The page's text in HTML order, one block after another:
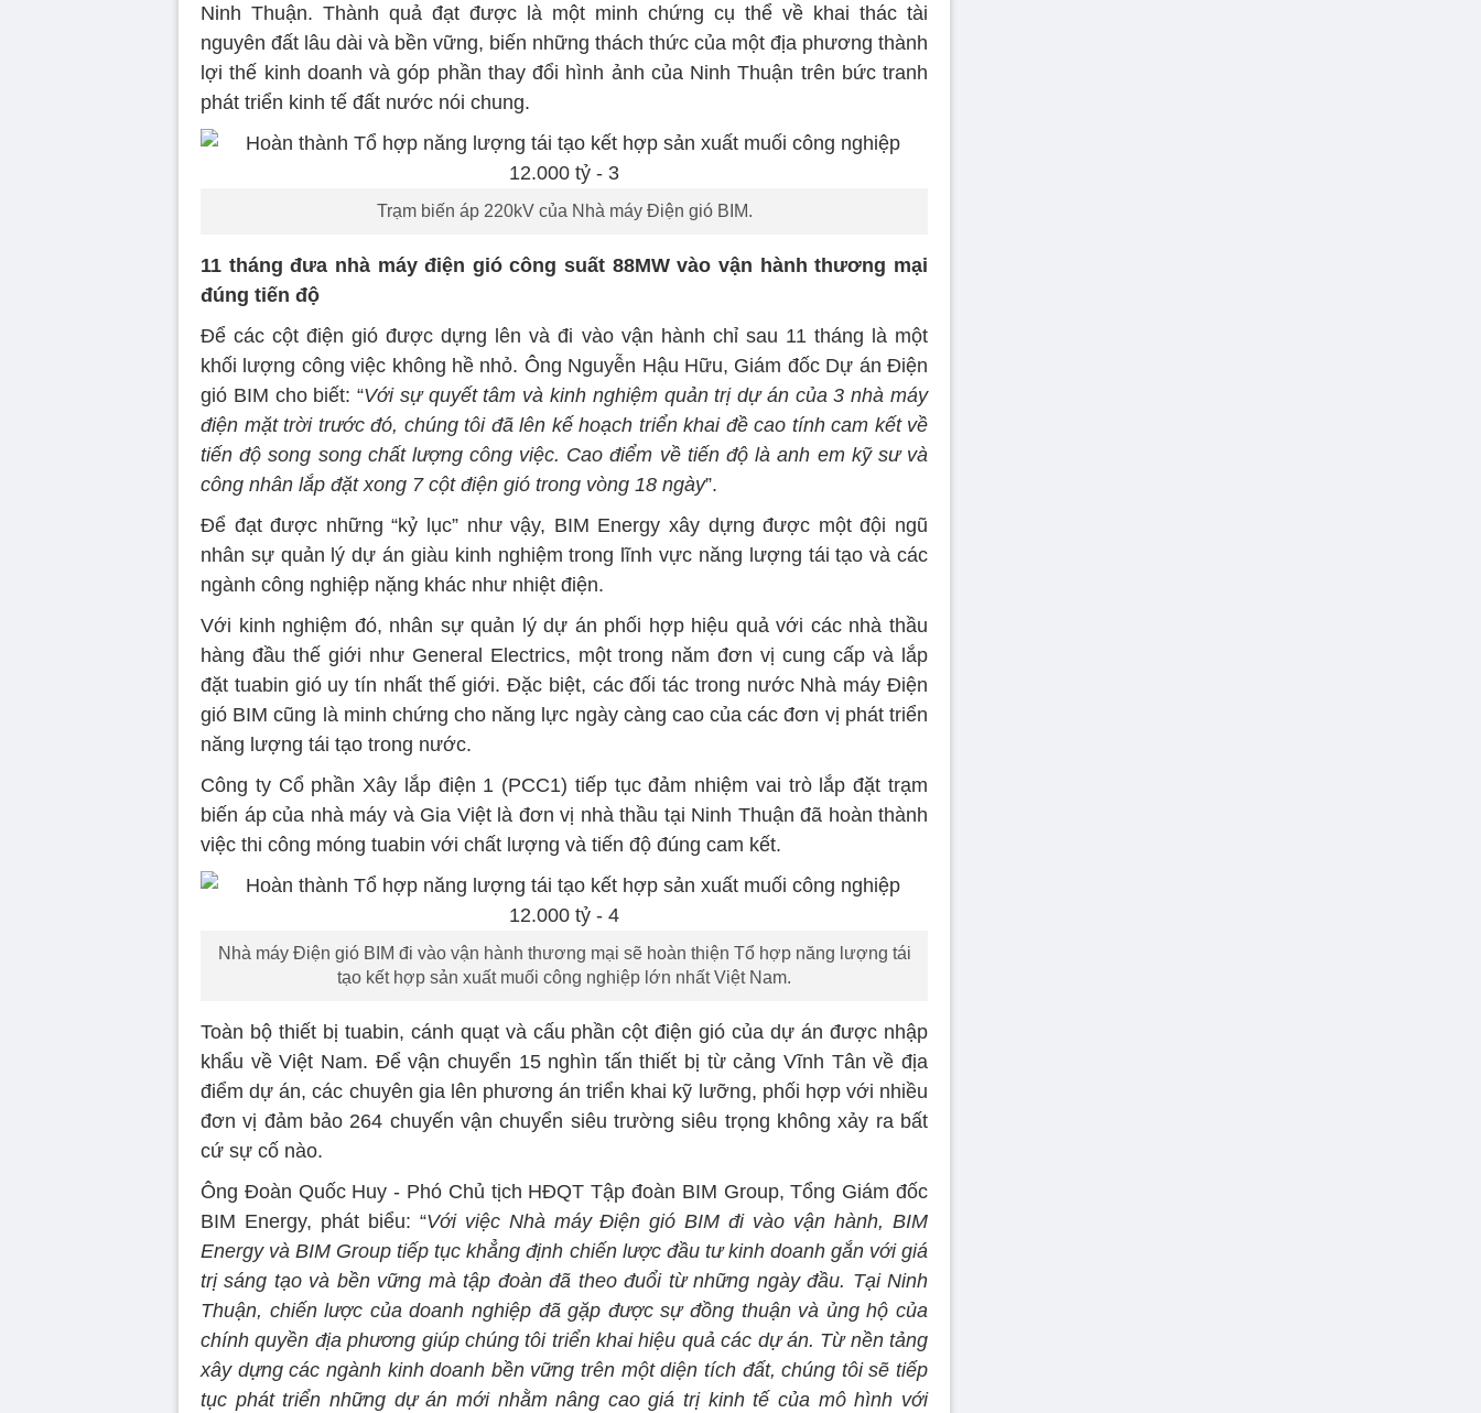
Ninh Thuận. Thành quả đạt được là một minh chứng cụ thể về khai thác tài
nguyên đất lâu dài và bền vững, biến những thách thức của một địa phương thành
lợi thế kinh doanh và góp phần thay đổi hình ảnh của Ninh Thuận trên bức tranh
phát triển kinh tế đất nước nói chung.
Trạm biến áp 220kV của Nhà máy Điện gió BIM.
11 tháng đưa nhà máy điện gió công suất 88MW vào vận hành thương mại
đúng tiến độ
Để các cột điện gió được dựng lên và đi vào vận hành chỉ sau 11 tháng là một
khối lượng công việc không hề nhỏ. Ông Nguyễn Hậu Hữu, Giám đốc Dự án Điện
gió BIM cho biết: “Với sự quyết tâm và kinh nghiệm quản trị dự án của 3 nhà máy
điện mặt trời trước đó, chúng tôi đã lên kế hoạch triển khai đề cao tính cam kết về
tiến độ song song chất lượng công việc. Cao điểm về tiến độ là anh em kỹ sư và
công nhân lắp đặt xong 7 cột điện gió trong vòng 18 ngày”.
Để đạt được những “kỷ lục” như vậy, BIM Energy xây dựng được một đội ngũ
nhân sự quản lý dự án giàu kinh nghiệm trong lĩnh vực năng lượng tái tạo và các
ngành công nghiệp nặng khác như nhiệt điện.
Với kinh nghiệm đó, nhân sự quản lý dự án phối hợp hiệu quả với các nhà thầu
hàng đầu thế giới như General Electrics, một trong năm đơn vị cung cấp và lắp
đặt tuabin gió uy tín nhất thế giới. Đặc biệt, các đối tác trong nước Nhà máy Điện
gió BIM cũng là minh chứng cho năng lực ngày càng cao của các đơn vị phát triển
năng lượng tái tạo trong nước.
Công ty Cổ phần Xây lắp điện 1 (PCC1) tiếp tục đảm nhiệm vai trò lắp đặt trạm
biến áp của nhà máy và Gia Việt là đơn vị nhà thầu tại Ninh Thuận đã hoàn thành
việc thi công móng tuabin với chất lượng và tiến độ đúng cam kết.
Nhà máy Điện gió BIM đi vào vận hành thương mại sẽ hoàn thiện Tổ hợp năng lượng tái
tạo kết hợp sản xuất muối công nghiệp lớn nhất Việt Nam.
Toàn bộ thiết bị tuabin, cánh quạt và cấu phần cột điện gió của dự án được nhập
khẩu về Việt Nam. Để vận chuyển 15 nghìn tấn thiết bị từ cảng Vĩnh Tân về địa
điểm dự án, các chuyên gia lên phương án triển khai kỹ lưỡng, phối hợp với nhiều
đơn vị đảm bảo 264 chuyến vận chuyển siêu trường siêu trọng không xảy ra bất
cứ sự cố nào.
Ông Đoàn Quốc Huy - Phó Chủ tịch HĐQT Tập đoàn BIM Group, Tổng Giám đốc
BIM Energy, phát biểu: “Với việc Nhà máy Điện gió BIM đi vào vận hành, BIM
Energy và BIM Group tiếp tục khẳng định chiến lược đầu tư kinh doanh gắn với giá
trị sáng tạo và bền vững mà tập đoàn đã theo đuổi từ những ngày đầu. Tại Ninh
Thuận, chiến lược của doanh nghiệp đã gặp được sự đồng thuận và ủng hộ của
chính quyền địa phương giúp chúng tôi triển khai hiệu quả các dự án. Từ nền tảng
xây dựng các ngành kinh doanh bền vững trên một diện tích đất, chúng tôi sẽ tiếp
tục phát triển những dự án mới nhằm nâng cao giá trị kinh tế của mô hình với